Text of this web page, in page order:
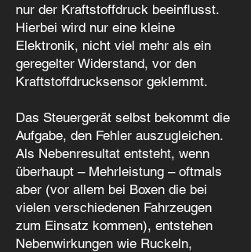
nur der Kraftstoffdruck beeinflusst.
Hierbei wird nur eine kleine
Elektronik, nicht viel mehr als ein
geregelter Widerstand, vor den
Kraftstoffdrucksensor geklemmt.
Das Steuergerät selbst bekommt die
Aufgabe, den Fehler auszugleichen.
Als Nebenresultat entsteht, wenn
überhaupt – Mehrleistung – oftmals
aber (vor allem bei Boxen die bei
vielen verschiedenen Fahrzeugen
zum Einsatz kommen), entstehen
Nebenwirkungen wie Ruckeln,